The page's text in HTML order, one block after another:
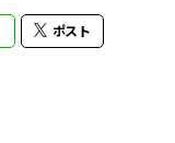
ポスト